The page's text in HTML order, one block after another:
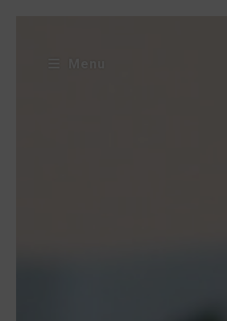
Menu